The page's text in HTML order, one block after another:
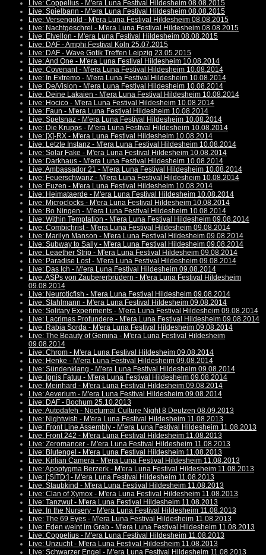
Live: Coppelius - M'era Luna Festival Hildesheim 08.08.2015
Live: Spielbann - M'era Luna Festival Hildesheim 08.08.2015
Live: Versengold - M'era Luna Festival Hildesheim 08.08.2015
Live: Nachtgeschrei - M'era Luna Festival Hildesheim 08.08.2015
Live: Elvellon - M'era Luna Festival Hildesheim 08.08.2015
Live: DAF - Amphi Festival Köln 25.07.2015
Live: DAF - Wave Gotik Treffen Leipzig 23.05.2015
Live: And One - M'era Luna Festival Hildesheim 10.08.2014
Live: Covenant - M'era Luna Festival Hildesheim 10.08.2014
Live: In Extremo - M'era Luna Festival Hildesheim 10.08.2014
Live: De/Vision - M'era Luna Festival Hildesheim 10.08.2014
Live: Deine Lakaien - M'era Luna Festival Hildesheim 10.08.2014
Live: Hocico - M'era Luna Festival Hildesheim 10.08.2014
Live: Faun - M'era Luna Festival Hildesheim 10.08.2014
Live: Spetsnaz - M'era Luna Festival Hildesheim 10.08.2014
Live: Die Krupps - M'era Luna Festival Hildesheim 10.08.2014
Live: [X]-RX - M'era Luna Festival Hildesheim 10.08.2014
Live: Letzte Instanz - M'era Luna Festival Hildesheim 10.08.2014
Live: Solar Fake - M'era Luna Festival Hildesheim 10.08.2014
Live: Darkhaus - M'era Luna Festival Hildesheim 10.08.2014
Live: Ambassador 21 - M'era Luna Festival Hildesheim 10.08.2014
Live: Feuerschwanz - M'era Luna Festival Hildesheim 10.08.2014
Live: Euzen - M'era Luna Festival Hildesheim 10.08.2014
Live: Heimataerde - M'era Luna Festival Hildesheim 10.08.2014
Live: Microclocks - M'era Luna Festival Hildesheim 10.08.2014
Live: Bo Ningen - M'era Luna Festival Hildesheim 10.08.2014
Live: Within Temptation - M'era Luna Festival Hildesheim 09.08.2014
Live: Combichrist - M'era Luna Festival Hildesheim 09.08.2014
Live: Marilyn Manson - M'era Luna Festival Hildesheim 09.08.2014
Live: Subway to Sally - M'era Luna Festival Hildesheim 09.08.2014
Live: Leaether Strip - M'era Luna Festival Hildesheim 09.08.2014
Live: Paradise Lost - M'era Luna Festival Hildesheim 09.08.2014
Live: Das Ich - M'era Luna Festival Hildesheim 09.08.2014
Live: ASPs von Zaubererbrüdern - M'era Luna Festival Hildesheim
09.08.2014
Live: Neuroticfish - M'era Luna Festival Hildesheim 09.08.2014
Live: Stahlmann - M'era Luna Festival Hildesheim 09.08.2014
Live: Solitary Experiments - M'era Luna Festival Hildesheim 09.08.2014
Live: Lacrimas Profundere - M'era Luna Festival Hildesheim 09.08.2014
Live: Rabia Sorda - M'era Luna Festival Hildesheim 09.08.2014
Live: The Beauty of Gemina - M'era Luna Festival Hildesheim
09.08.2014
Live: Chrom - M'era Luna Festival Hildesheim 09.08.2014
Live: Henke - M'era Luna Festival Hildesheim 09.08.2014
Live: Sündenklang - M'era Luna Festival Hildesheim 09.08.2014
Live: Ignis Fatuu - M'era Luna Festival Hildesheim 09.08.2014
Live: Meinhard - M'era Luna Festival Hildesheim 09.08.2014
Live: Aeverium - M'era Luna Festival Hildesheim 09.08.2014
Live: DAF - Bochum 25.10.2013
Live: Autodafeh - Nocturnal Culture Night 8 Deutzen 08.09.2013
Live: Nightwish - M'era Luna Festival Hildesheim 11.08.2013
Live: Front Line Assembly - M'era Luna Festival Hildesheim 11.08.2013
Live: Front 242 - M'era Luna Festival Hildesheim 11.08.2013
Live: Zeromancer - M'era Luna Festival Hildesheim 11.08.2013
Live: Blutengel - M'era Luna Festival Hildesheim 11.08.2013
Live: Kirlian Camera - M'era Luna Festival Hildesheim 11.08.2013
Live: Apoptygma Berzerk - M'era Luna Festival Hildesheim 11.08.2013
Live: [:SITD:] - M'era Luna Festival Hildesheim 11.08.2013
Live: Staubkind - M'era Luna Festival Hildesheim 11.08.2013
Live: Clan of Xymox - M'era Luna Festival Hildesheim 11.08.2013
Live: Tanzwut - M'era Luna Festival Hildesheim 11.08.2013
Live: In the Nursery - M'era Luna Festival Hildesheim 11.08.2013
Live: The 69 Eyes - M'era Luna Festival Hildesheim 11.08.2013
Live: Eden weint im Grab - M'era Luna Festival Hildesheim 11.08.2013
Live: Coppelius - M'era Luna Festival Hildesheim 11.08.2013
Live: Unzucht - M'era Luna Festival Hildesheim 11.08.2013
Live: Schwarzer Engel - M'era Luna Festival Hildesheim 11.08.2013